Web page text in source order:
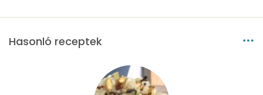
Hasonló receptek